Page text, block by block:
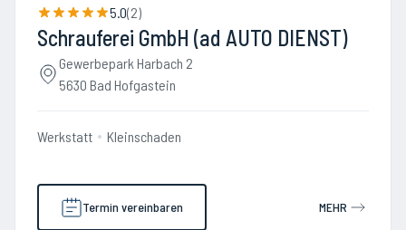
5.0(2)
Schrauferei GmbH (ad AUTO DIENST)
Gewerbepark Harbach 2
5630 Bad Hofgastein
Werkstatt Kleinschaden
Termin vereinbaren MEHR